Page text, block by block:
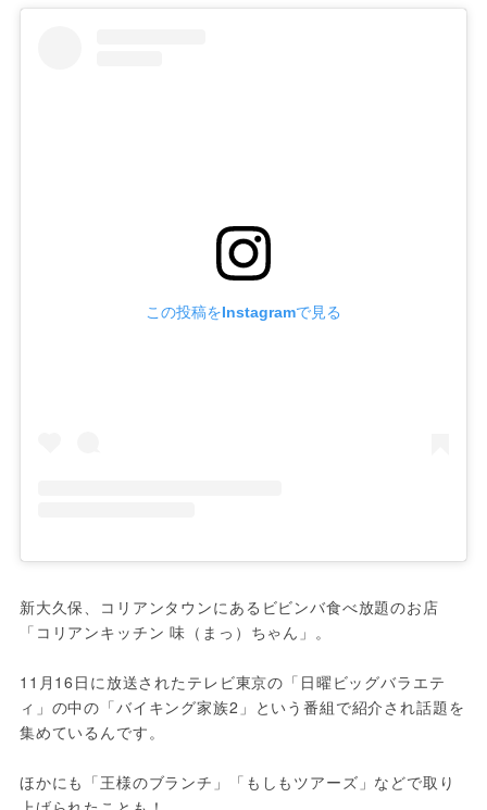
この投稿をInstagramで見る
新大久保、コリアンタウンにあるビビンバ食べ放題のお店
「コリアンキッチン 味（まっ）ちゃん」。
11月16日に放送されたテレビ東京の「日曜ビッグバラエテ
ィ」の中の「バイキング家族2」という番組で紹介され話題を
集めているんです。
ほかにも「王様のブランチ」「もしもツアーズ」などで取り